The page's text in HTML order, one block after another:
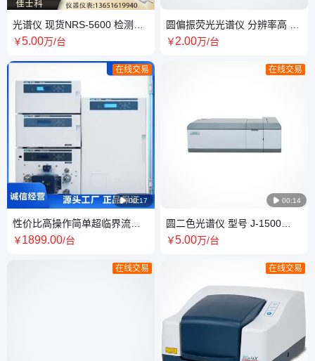
光谱仪 现货NRS-5600 检测效
率高工作时间长维护成本低
￥5.00万/台
 00:17
在线交易
性价比高操作简单超临界流体
色谱 全国可发 服务优良
￥1899.00/台
在线交易
圆偏振荧光光谱仪 分辨率高 数
字集成时间短 使用方便
￥2.00万/台
 00:14
在线交易
圆二色光谱仪 型号 J-1500
150W氙灯空冷 基线稳定
￥5.00万/台
在线交易